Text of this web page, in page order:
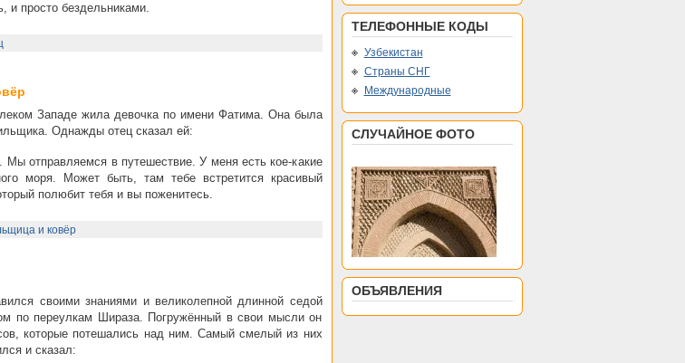
и просто бездельниками.
Западе жила девочка по имени Фатима. Она была
Однажды отец сказал ей:
отправляемся в путешествие. У меня есть кое-какие
моря. Может быть, там тебе встретится красивый
полюбит тебя и вы поженитесь.
и ковёр
своими знаниями и великолепной длинной седой
по переулкам Шираза. Погружённый в свои мысли он
которые потешались над ним. Самый смелый из них
и сказал:
ТЕЛЕФОННЫЕ КОДЫ
Узбекистан
Страны СНГ
Международные
СЛУЧАЙНОЕ ФОТО
ОБЪЯВЛЕНИЯ